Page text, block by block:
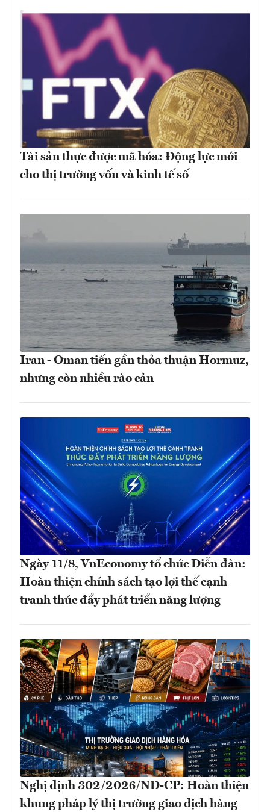
Tài sản thực được mã hóa: Động lực mới
cho thị trường vốn và kinh tế số
Iran - Oman tiến gần thỏa thuận Hormuz,
nhưng còn nhiều rào cản
Ngày 11/8, VnEconomy tổ chức Diễn đàn:
Hoàn thiện chính sách tạo lợi thế cạnh
tranh thúc đẩy phát triển năng lượng
Nghị định 302/2026/NĐ-CP: Hoàn thiện
khung pháp lý thị trường giao dịch hàng